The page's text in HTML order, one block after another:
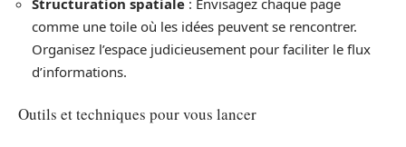
Structuration spatiale : Envisagez chaque page
comme une toile où les idées peuvent se rencontrer.
Organisez l’espace judicieusement pour faciliter le flux
d’informations.
Outils et techniques pour vous lancer